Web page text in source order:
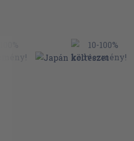
?II. Róbert, francia király: